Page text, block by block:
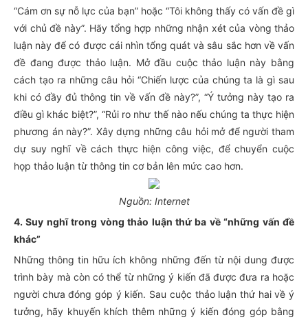
“Cám ơn sự nỗ lực của bạn” hoặc “Tôi không thấy có vấn đề gì
với chủ đề này”. Hãy tổng hợp những nhận xét của vòng thảo
luận này để có được cái nhìn tổng quát và sâu sắc hơn về vấn
đề đang được thảo luận. Mở đầu cuộc thảo luận này bằng
cách tạo ra những câu hỏi “Chiến lược của chúng ta là gì sau
khi có đầy đủ thông tin về vấn đề này?”, “Ý tưởng này tạo ra
điều gì khác biệt?”, “Rủi ro như thế nào nếu chúng ta thực hiện
phương án này?”. Xây dựng những câu hỏi mở để người tham
dự suy nghĩ về cách thực hiện công việc, để chuyển cuộc
họp thảo luận từ thông tin cơ bản lên mức cao hơn.
Nguồn: Internet
4. Suy nghĩ trong vòng thảo luận thứ ba về “những vấn đề
khác”
Những thông tin hữu ích không những đến từ nội dung được
trình bày mà còn có thể từ những ý kiến đã được đưa ra hoặc
người chưa đóng góp ý kiến. Sau cuộc thảo luận thứ hai về ý
tưởng, hãy khuyến khích thêm những ý kiến đóng góp bằng